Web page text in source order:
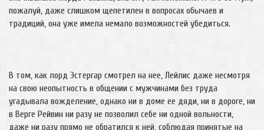
пожалуй, даже слишком щепетилен в вопросах обычаев и
традиций, она уже имела немало возможностей убедиться.
В том, как лорд Эстергар смотрел на нее, Лейлис даже несмотря
на свою неопытность в общении с мужчинами без труда
угадывала вожделение, однако ни в доме ее дяди, ни в дороге, ни
в Верге Рейвин ни разу не позволил себе ни одной вольности,
даже ни разу прямо не обратился к ней, соблюдая принятые на